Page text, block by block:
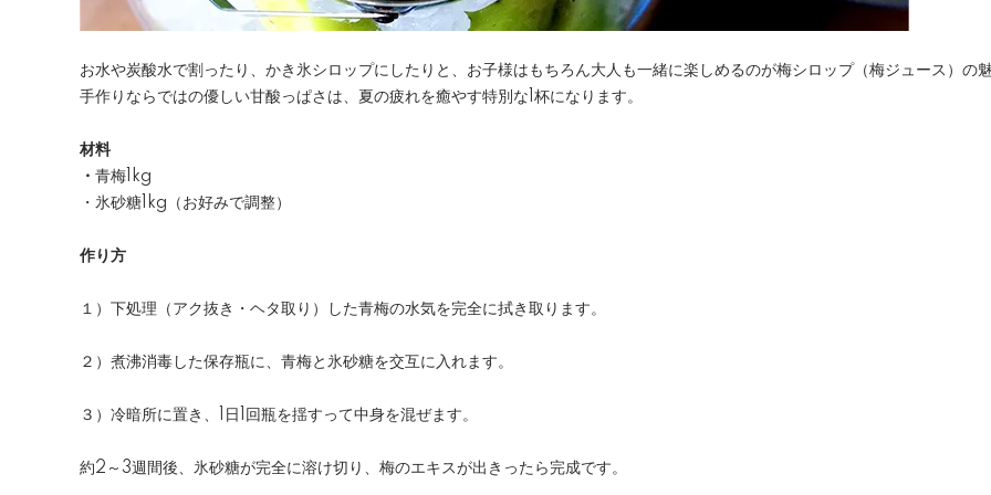
お水や炭酸水で割ったり、かき氷シロップにしたりと、お子様はもちろん大人も一緒に楽しめるのが梅シロップ（梅ジュース）の
手作りならではの優しい甘酸っぱさは、夏の疲れを癒やす特別な1杯になります。
材料
・ 青梅1kg
・氷砂糖1kg（お好みで調整）
作り方
１）下処理（アク抜き・ヘタ取り）した青梅の水気を完全に拭き取ります。
２）煮沸消毒した保存瓶に、青梅と氷砂糖を交互に入れます。
３）冷暗所に置き、1日1回瓶を揺すって中身を混ぜます。
約2～3週間後、氷砂糖が完全に溶け切り、梅のエキスが出きったら完成です。